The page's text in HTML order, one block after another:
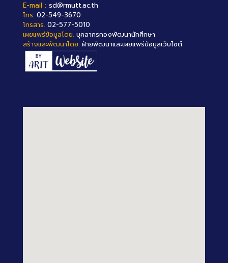
E-mail : sd@rmutt.ac.th
โทร. 02-549-3670
โทรสาร. 02-577-5010
เผยแพร่ข้อมูลโดย. บุคลากรกองพัฒนานักศึกษา
สร้างและพัฒนาโดย. ฝ่ายพัฒนาและเผยแพร่ข้อมูลเว็บไซต์